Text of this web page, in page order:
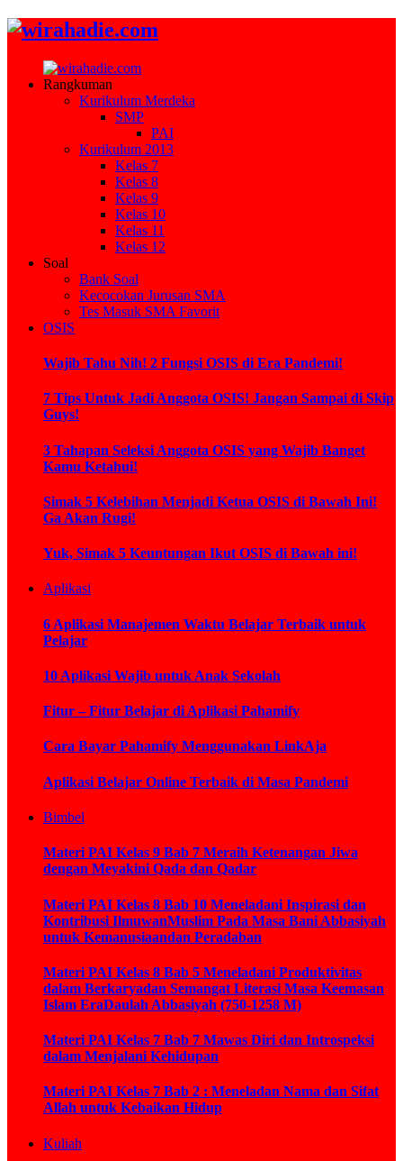
Rangkuman
Kurikulum Merdeka
SMP
PAI
Kurikulum 2013
Kelas 7
Kelas 8
Kelas 9
Kelas 10
Kelas 11
Kelas 12
Soal
Bank Soal
Kecocokan Jurusan SMA
Tes Masuk SMA Favorit
OSIS
Wajib Tahu Nih! 2 Fungsi OSIS di Era Pandemi!
7 Tips Untuk Jadi Anggota OSIS! Jangan Sampai di Skip
Guys!
3 Tahapan Seleksi Anggota OSIS yang Wajib Banget
Kamu Ketahui!
Simak 5 Kelebihan Menjadi Ketua OSIS di Bawah Ini!
Ga Akan Rugi!
Yuk, Simak 5 Keuntungan Ikut OSIS di Bawah ini!
Aplikasi
6 Aplikasi Manajemen Waktu Belajar Terbaik untuk
Pelajar
10 Aplikasi Wajib untuk Anak Sekolah
Fitur – Fitur Belajar di Aplikasi Pahamify
Cara Bayar Pahamify Menggunakan LinkAja
Aplikasi Belajar Online Terbaik di Masa Pandemi
Bimbel
Materi PAI Kelas 9 Bab 7 Meraih Ketenangan Jiwa
dengan Meyakini Qada dan Qadar
Materi PAI Kelas 8 Bab 10 Meneladani Inspirasi dan
Kontribusi IlmuwanMuslim Pada Masa Bani Abbasiyah
untuk Kemanusiaandan Peradaban
Materi PAI Kelas 8 Bab 5 Meneladani Produktivitas
dalam Berkaryadan Semangat Literasi Masa Keemasan
Islam EraDaulah Abbasiyah (750-1258 M)
Materi PAI Kelas 7 Bab 7 Mawas Diri dan Introspeksi
dalam Menjalani Kehidupan
Materi PAI Kelas 7 Bab 2 : Meneladan Nama dan Sifat
Allah untuk Kebaikan Hidup
Kuliah